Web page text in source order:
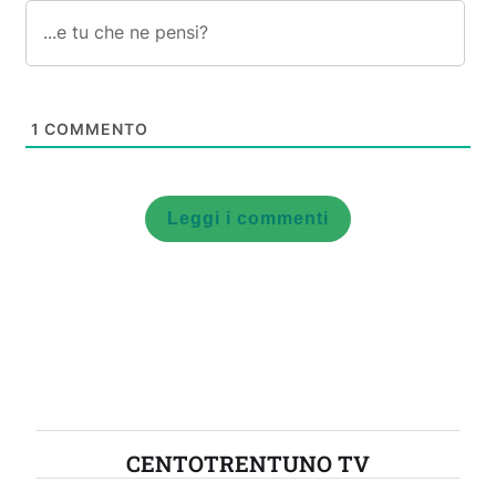
1 COMMENTO
Leggi i commenti
CENTOTRENTUNO TV